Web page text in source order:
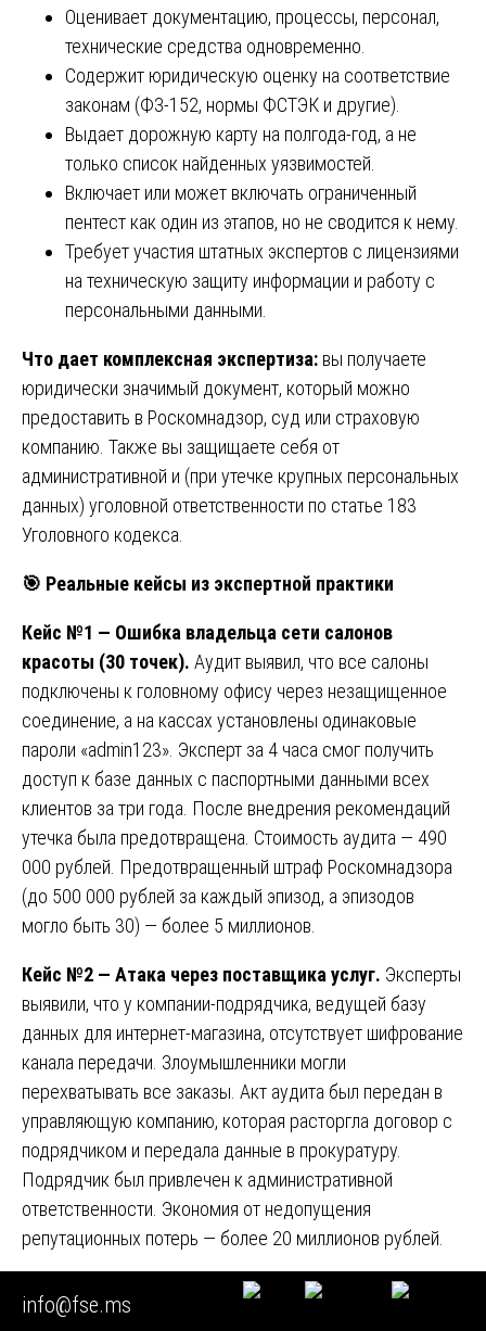
Оценивает документацию, процессы, персонал,
технические средства одновременно.
Содержит юридическую оценку на соответствие
законам (ФЗ-152, нормы ФСТЭК и другие).
Выдает дорожную карту на полгода-год, а не
только список найденных уязвимостей.
Включает или может включать ограниченный
пентест как один из этапов, но не сводится к нему.
Требует участия штатных экспертов с лицензиями
на техническую защиту информации и работу с
персональными данными.
Что дает комплексная экспертиза: вы получаете
юридически значимый документ, который можно
предоставить в Роскомнадзор, суд или страховую
компанию. Также вы защищаете себя от
административной и (при утечке крупных персональных
данных) уголовной ответственности по статье 183
Уголовного кодекса.
🎯 Реальные кейсы из экспертной практики
Кейс №1 — Ошибка владельца сети салонов
красоты (30 точек). Аудит выявил, что все салоны
подключены к головному офису через незащищенное
соединение, а на кассах установлены одинаковые
пароли «admin123». Эксперт за 4 часа смог получить
доступ к базе данных с паспортными данными всех
клиентов за три года. После внедрения рекомендаций
утечка была предотвращена. Стоимость аудита — 490
000 рублей. Предотвращенный штраф Роскомнадзора
(до 500 000 рублей за каждый эпизод, а эпизодов
могло быть 30) — более 5 миллионов.
Кейс №2 — Атака через поставщика услуг. Эксперты
выявили, что у компании-подрядчика, ведущей базу
данных для интернет-магазина, отсутствует шифрование
канала передачи. Злоумышленники могли
перехватывать все заказы. Акт аудита был передан в
управляющую компанию, которая расторгла договор с
подрядчиком и передала данные в прокуратуру.
Подрядчик был привлечен к административной
ответственности. Экономия от недопущения
репутационных потерь — более 20 миллионов рублей.
Кейс №3 — Финансовый отдел 20 человек.
В ходе
специализированного аудита бухгалтерского
info@fse.ms